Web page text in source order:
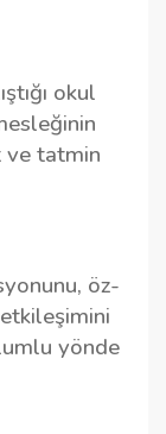
okul
ve tatmin
öz-
yönde